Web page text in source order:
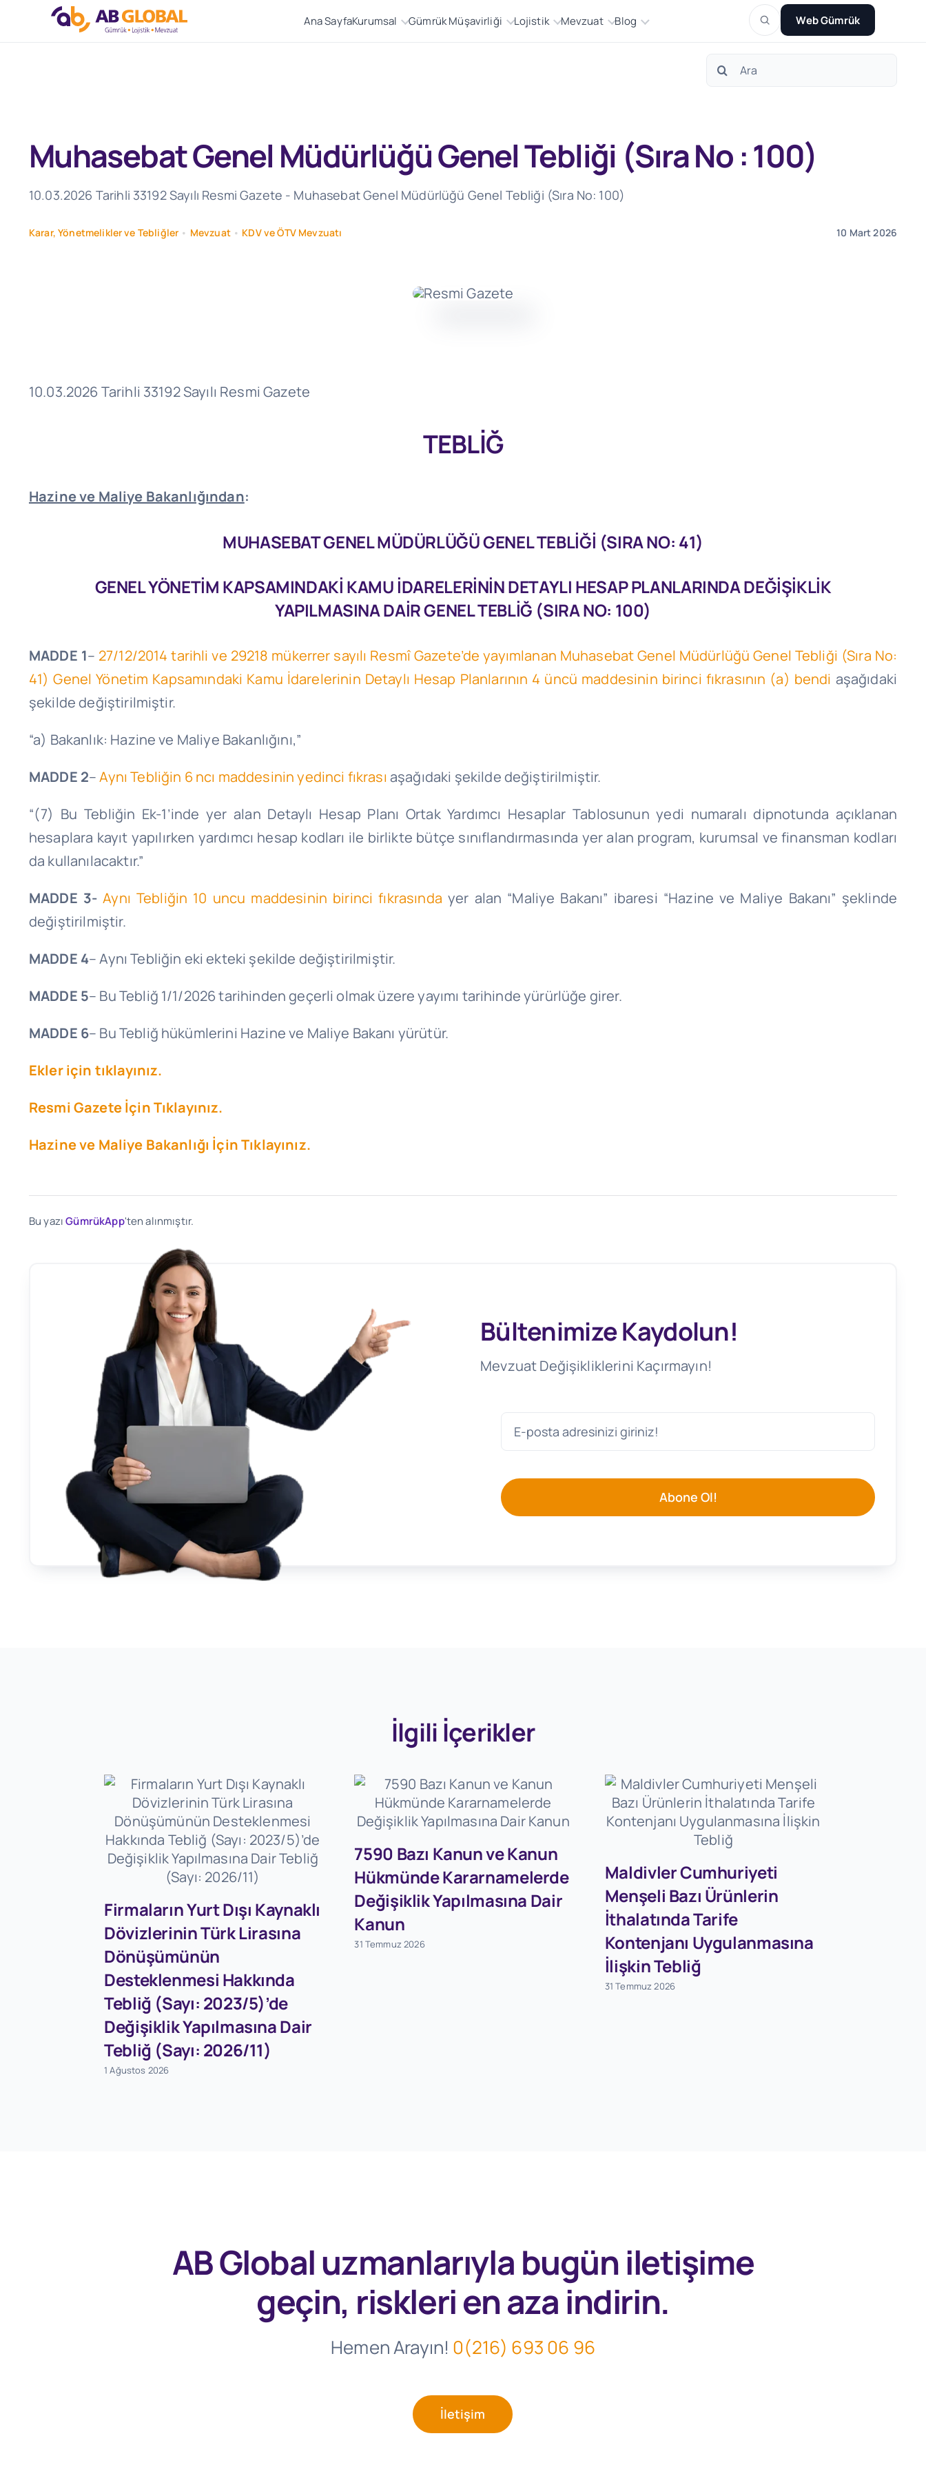
Ana SayfaKurumsal Gümrük Müşavirliği Lojistik Mevzuat Blog Web Gümrük
Search
Muhasebat Genel Müdürlüğü Genel Tebliği (Sıra No : 100)
10.03.2026 Tarihli 33192 Sayılı Resmi Gazete - Muhasebat Genel Müdürlüğü Genel Tebliği (Sıra No: 100)
Karar, Yönetmelikler ve Tebliğler • Mevzuat• KDV ve ÖTV Mevzuatı 10 Mart 2026
10.03.2026 Tarihli 33192 Sayılı Resmi Gazete
TEBLİĞ
Hazine ve Maliye Bakanlığından:
MUHASEBAT GENEL MÜDÜRLÜĞÜ GENEL TEBLİĞİ (SIRA NO: 41)
GENEL YÖNETİM KAPSAMINDAKİ KAMU İDARELERİNİN DETAYLI HESAP PLANLARINDA DEĞİŞİKLİK
YAPILMASINA DAİR GENEL TEBLİĞ (SIRA NO: 100)
MADDE 1– 27/12/2014 tarihli ve 29218 mükerrer sayılı Resmî Gazete’de yayımlanan Muhasebat Genel Müdürlüğü Genel Tebliği (Sıra No:
41) Genel Yönetim Kapsamındaki Kamu İdarelerinin Detaylı Hesap Planlarının 4 üncü maddesinin birinci fıkrasının (a) bendi aşağıdaki
şekilde değiştirilmiştir.
“a) Bakanlık: Hazine ve Maliye Bakanlığını,”
MADDE 2–Aynı Tebliğin 6 ncı maddesinin yedinci fıkrası aşağıdaki şekilde değiştirilmiştir.
“(7) Bu Tebliğin Ek-1’inde yer alan Detaylı Hesap Planı Ortak Yardımcı Hesaplar Tablosunun yedi numaralı dipnotunda açıklanan
hesaplara kayıt yapılırken yardımcı hesap kodları ile birlikte bütçe sınıflandırmasında yer alan program, kurumsal ve finansman kodları
da kullanılacaktır.”
MADDE 3- Aynı Tebliğin 10 uncu maddesinin birinci fıkrasında yer alan “Maliye Bakanı” ibaresi “Hazine ve Maliye Bakanı” şeklinde
değiştirilmiştir.
MADDE 4– Aynı Tebliğin eki ekteki şekilde değiştirilmiştir.
MADDE 5– Bu Tebliğ 1/1/2026 tarihinden geçerli olmak üzere yayımı tarihinde yürürlüğe girer.
MADDE 6– Bu Tebliğ hükümlerini Hazine ve Maliye Bakanı yürütür.
Ekler için tıklayınız.
Resmi Gazete İçin Tıklayınız.
Hazine ve Maliye Bakanlığı İçin Tıklayınız.
Bu yazıGümrükApp'ten alınmıştır.
Bültenimize Kaydolun!
Mevzuat Değişikliklerini Kaçırmayın!
Abone Ol!
İlgili İçerikler
Firmaların Yurt Dışı Kaynaklı
Dövizlerinin Türk Lirasına
Dönüşümünün
Desteklenmesi Hakkında
Tebliğ (Sayı: 2023/5)’de
Değişiklik Yapılmasına Dair
Tebliğ (Sayı: 2026/11)
1 Ağustos 2026
7590 Bazı Kanun ve Kanun
Hükmünde Kararnamelerde
Değişiklik Yapılmasına Dair
Kanun
31 Temmuz 2026
Maldivler Cumhuriyeti
Menşeli Bazı Ürünlerin
İthalatında Tarife
Kontenjanı Uygulanmasına
İlişkin Tebliğ
31 Temmuz 2026
AB Global uzmanlarıyla bugüniletişime
geçin, riskleri en aza indirin.
Hemen Arayın! 0(216) 693 06 96
İletişim